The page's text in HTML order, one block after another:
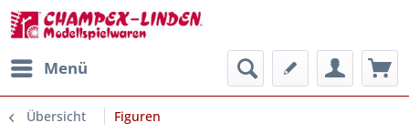
Menü
Übersicht Figuren